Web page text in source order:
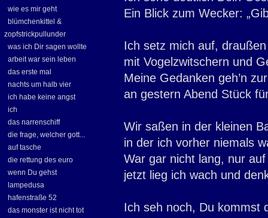
wie es mir geht
blümchenkittel &
zopfstrickpullunder
was ich Dir sagen wollte
arbeit war sein leben
das erste mal
nachts um halb vier
ich habe keine angst
ich
das narrenschiff
die frage, welcher gott...
auf tasche
die rettung des euro
wenn Du gehst
lampedusa
hafenstraße 52
das monster ist nicht tot
Ein Blick zum Wecker:
Ich setz mich auf, draußen
mit Vogelzwitschern und
Meine Gedanken geh’n
an gestern Abend Stück
Wir saßen in der kleinen
in der ich vorher niemals
War gar nicht lang, nur
jetzt lieg ich wach und
Ich seh noch, Du kommst